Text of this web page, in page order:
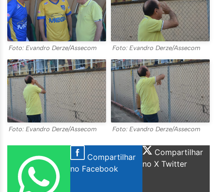
Foto: Evandro Derze/Assecom Foto: Evandro Derze/Assecom
Foto: Evandro Derze/Assecom Foto: Evandro Derze/Assecom
Compartilhar
no Facebook
Compartilhar
no X Twitter